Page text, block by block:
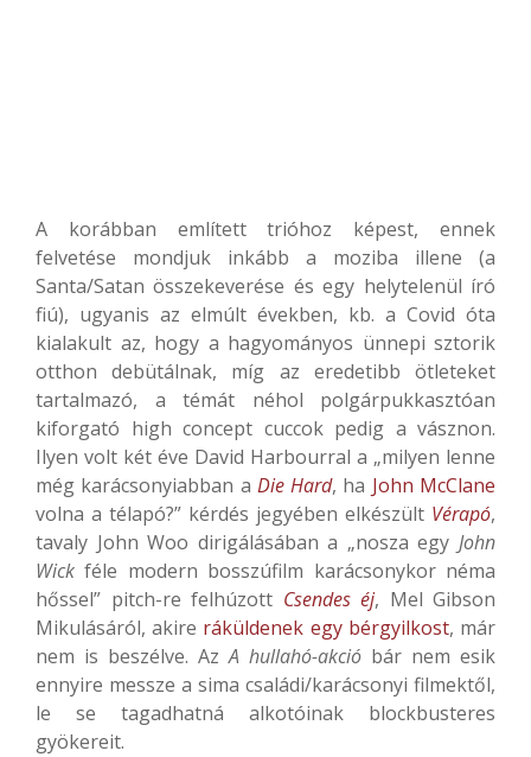
A korábban említett trióhoz képest, ennek
felvetése mondjuk inkább a moziba illene (a
Santa/Satan összekeverése és egy helytelenül író
fiú), ugyanis az elmúlt években, kb. a Covid óta
kialakult az, hogy a hagyományos ünnepi sztorik
otthon debütálnak, míg az eredetibb ötleteket
tartalmazó, a témát néhol polgárpukkasztóan
kiforgató high concept cuccok pedig a vásznon.
Ilyen volt két éve David Harbourral a „milyen lenne
még karácsonyiabban a Die Hard, ha John McClane
volna a télapó?” kérdés jegyében elkészült Vérapó,
tavaly John Woo dirigálásában a „nosza egy John
Wick féle modern bosszúfilm karácsonykor néma
hőssel” pitch-re felhúzott Csendes éj, Mel Gibson
Mikulásáról, akire ráküldenek egy bérgyilkost, már
nem is beszélve. AzA hullahó-akció bár nem esik
ennyire messze a sima családi/karácsonyi filmektől,
le se tagadhatná alkotóinak blockbusteres
gyökereit.